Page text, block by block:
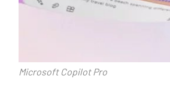
Microsoft Copilot Pro